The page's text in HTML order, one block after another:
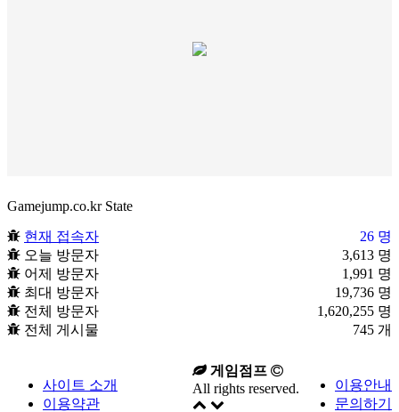
Gamejump.co.kr State
현재 접속자
26 명
오늘 방문자
3,613 명
어제 방문자
1,991 명
최대 방문자
19,736 명
전체 방문자
1,620,255 명
전체 게시물
745 개
사이트 소개
이용약관
이용안내
문의하기
게임점프
All rights reserved.